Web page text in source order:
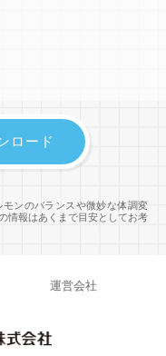
ンのバランスや微妙な体調変
情報はあくまで目安としてお考
ロード
運営会社